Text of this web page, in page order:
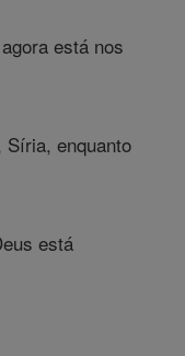
está nos
Síria, enquanto
está